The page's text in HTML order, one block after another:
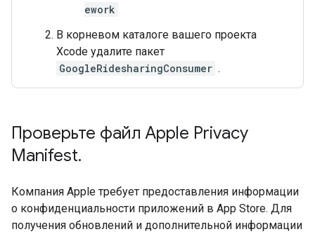
ework
В корневом каталоге вашего проекта
Xcode удалите пакет
GoogleRidesharingConsumer .
Проверьте файл Apple Privacy
Manifest.
Компания Apple требует предоставления информации
о конфиденциальности приложений в App Store. Для
получения обновлений и дополнительной информации